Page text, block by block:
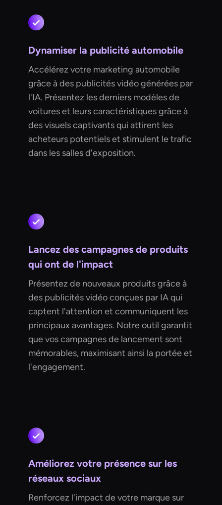
Dynamiser la publicité automobile
Accélérez votre marketing automobile
grâce à des publicités vidéo générées par
l'IA. Présentez les derniers modèles de
voitures et leurs caractéristiques grâce à
des visuels captivants qui attirent les
acheteurs potentiels et stimulent le trafic
dans les salles d'exposition.
Lancez des campagnes de produits
qui ont de l'impact
Présentez de nouveaux produits grâce à
des publicités vidéo conçues par IA qui
captent l'attention et communiquent les
principaux avantages. Notre outil garantit
que vos campagnes de lancement sont
mémorables, maximisant ainsi la portée et
l'engagement.
Améliorez votre présence sur les
réseaux sociaux
Renforcez l'impact de votre marque sur